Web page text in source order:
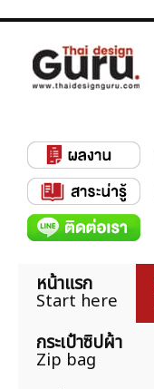
หน้าแรก
Start here
กระเป๋าซิปผ้า
Zip bag